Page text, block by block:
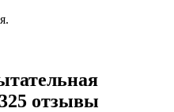
отзывы